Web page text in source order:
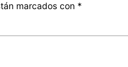
marcados con *